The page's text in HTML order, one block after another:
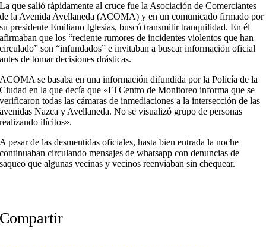
La que salió rápidamente al cruce fue la Asociación de Comerciantes
de la Avenida Avellaneda (ACOMA) y en un comunicado firmado por
su presidente Emiliano Iglesias, buscó transmitir tranquilidad. En él
afirmaban que los “reciente rumores de incidentes violentos que han
circulado” son “infundados” e invitaban a buscar información oficial
antes de tomar decisiones drásticas.
ACOMA se basaba en una información difundida por la Policía de la
Ciudad en la que decía que «El Centro de Monitoreo informa que se
verificaron todas las cámaras de inmediaciones a la intersección de las
avenidas Nazca y Avellaneda. No se visualizó grupo de personas
realizando ilícitos».
A pesar de las desmentidas oficiales, hasta bien entrada la noche
continuaban circulando mensajes de whatsapp con denuncias de
saqueo que algunas vecinas y vecinos reenviaban sin chequear.
Compartir